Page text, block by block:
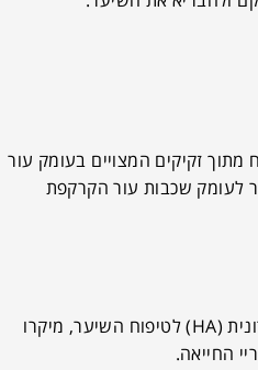
זקיקים המצויים בעומק עור
לעומק שכבות עור הקרקפת
סדרת HAir-strong של בריאה- הפתרון הטכנולוגי החדשני ביותר בתחום טיפוח השיער והיחידי מסוגו בישראל, המכיל חומצה היאלרונית (HA) לטיפוח השיער, מיקרו
החייאה.